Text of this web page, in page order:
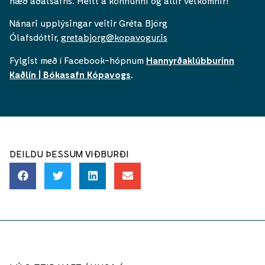
Nánari upplýsingar veitir Gréta Björg
Ólafsdóttir, gretabjorg@kopavogur.is
Fylgist með í Facebook-hópnum Hannyrðaklúbburinn
Kaðlín | Bókasafn Kópavogs
DEILDU ÞESSUM VIÐBURÐI